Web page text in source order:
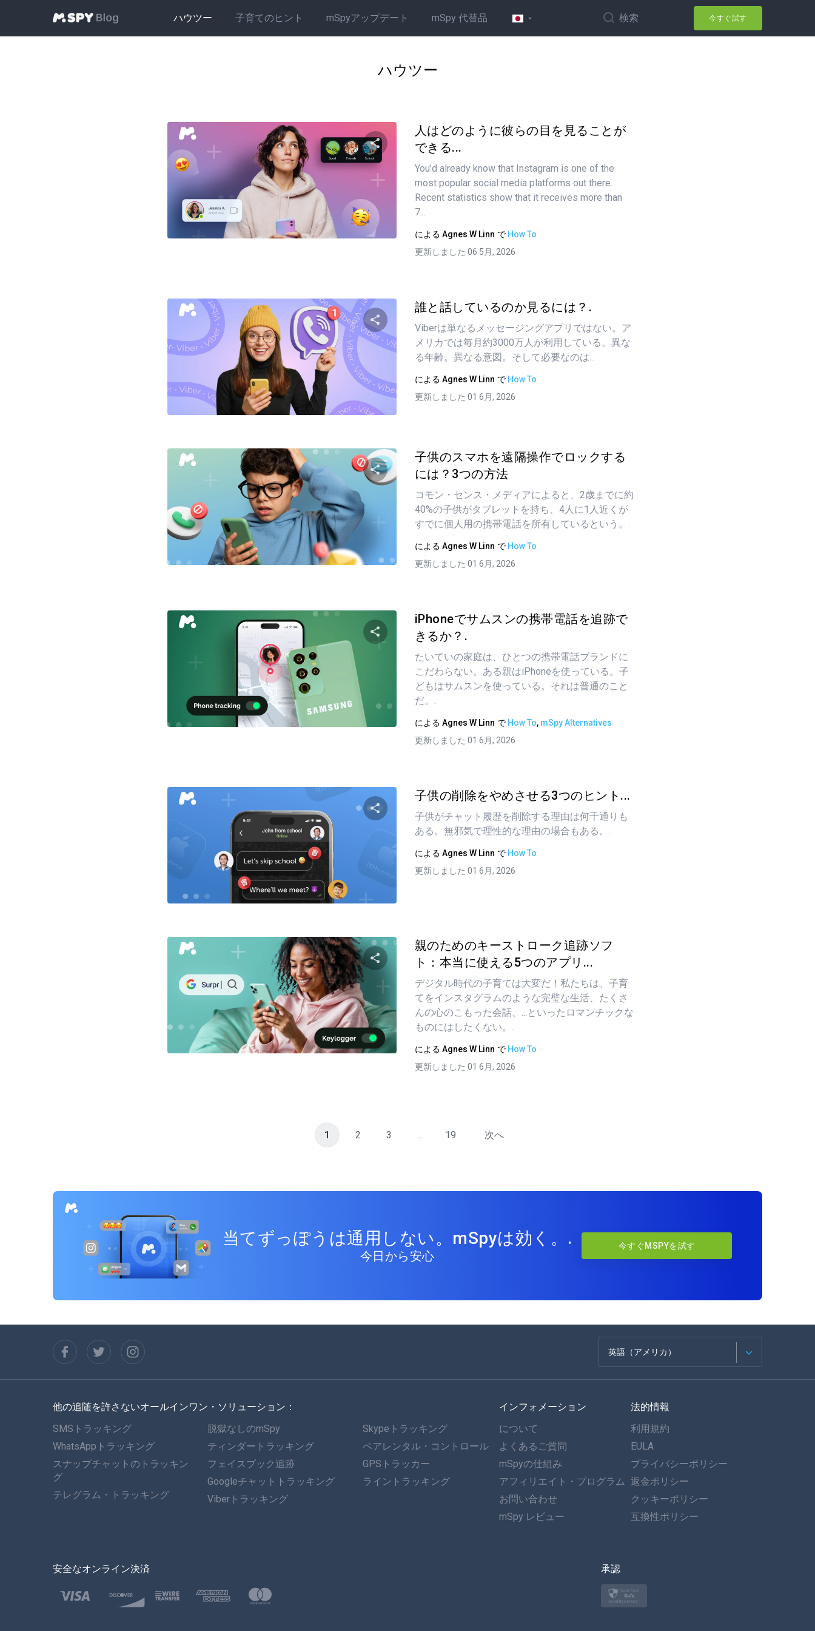
ハウツー 子育てのヒント mSpyアップデート mSpy 代替品 検索 今すぐ試す
ハウツー
この記事を共有する
ツイッター
人はどのように彼らの目を見ることが
できる...
You’d already know that Instagram is one of the
most popular social media platforms out there.
Recent statistics show that it receives more than
7...
による Agnes W Linn で How To
更新しました 06 5月, 2026
この記事を共有する
ツイッター フェイスブック リンクをコピーする
誰と話しているのか見るには？.
Viberは単なるメッセージングアプリではない。ア
メリカでは毎月約3000万人が利用している。異な
る年齢。異なる意図。そして必要なのは...
による Agnes W Linn で How To
更新しました 01 6月, 2026
この記事を共有する
フェイスブック リンクをコピーする
子供のスマホを遠隔操作でロックする
には？3つの方法
コモン・センス・メディアによると、2歳までに約
40%の子供がタブレットを持ち、4人に1人近くが
すでに個人用の携帯電話を所有しているという。.
による Agnes W Linn で How To
更新しました 01 6月, 2026
この記事を共有する
ツイッター
iPhoneでサムスンの携帯電話を追跡で
きるか？.
たいていの家庭は、ひとつの携帯電話ブランドに
こだわらない。ある親はiPhoneを使っている。子
どもはサムスンを使っている。それは普通のこと
だ。.
による Agnes W Linn で How To, mSpy Alternatives
更新しました 01 6月, 2026
この記事を共有する
子供の削除をやめさせる3つのヒント...
子供がチャット履歴を削除する理由は何千通りも
ある。無邪気で理性的な理由の場合もある。.
による Agnes W Linn で How To
更新しました 01 6月, 2026
この記事を共有する
ツイッター
親のためのキーストローク追跡ソフ
ト：本当に使える5つのアプリ...
デジタル時代の子育ては大変だ！私たちは、子育
てをインスタグラムのような完璧な生活、たくさ
んの心のこもった会話、...といったロマンチックな
ものにはしたくない。.
による Agnes W Linn で How To
更新しました 01 6月, 2026
ゲ
ー
シ
ョ
ン
1 2 3 ... 19 次へ
当てずっぽうは通用しない。mSpyは効く。.
今日から安心
今すぐMSPYを試す
英語（アメリカ）
フランセ
スペイン語
ポルトガル語
イタリア語
トルコ語
他の追随を許さないオールインワン・ソリューション：
SMSトラッキング
WhatsAppトラッキング
スナップチャットのトラッキン
グ
テレグラム・トラッキング
脱獄なしのmSpy
ティンダートラッキング
フェイスブック追跡
Googleチャットトラッキング
Viberトラッキング
Skypeトラッキング
ペアレンタル・コントロール
GPSトラッカー
ライントラッキング
インフォメーション
について
よくあるご質問
mSpyの仕組み
アフィリエイト・プログラム
お問い合わせ
mSpy レビュー
法的情報
利用規約
EULA
プライバシーポリシー
返金ポリシー
クッキーポリシー
互換性ポリシー
安全なオンライン決済 承認